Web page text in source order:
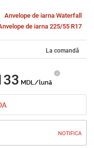
Anvelope de iarna Waterfall
de iarna 225/55 R17
La comandă
MDL/lună
NOTIFICA